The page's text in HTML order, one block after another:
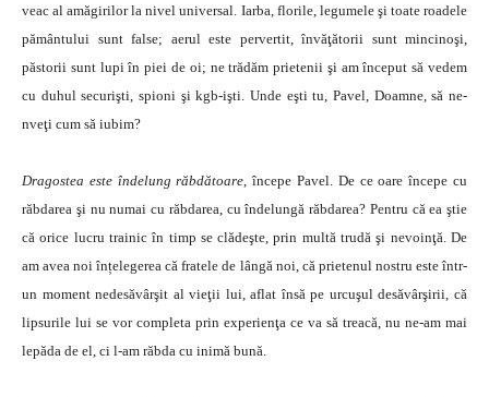
veac al amăgirilor la nivel universal. Iarba, florile, legumele şi toate roadele
pământului sunt false; aerul este pervertit, învăţătorii sunt mincinoşi,
păstorii sunt lupi în piei de oi; ne trădăm prietenii şi am început să vedem
cu duhul securişti, spioni şi kgb-işti. Unde eşti tu, Pavel, Doamne, să ne-
nveţi cum să iubim?
Dragostea este îndelung răbdătoare, începe Pavel. De ce oare începe cu
răbdarea şi nu numai cu răbdarea, cu îndelungă răbdarea? Pentru că ea ştie
că orice lucru trainic în timp se clădeşte, prin multă trudă şi nevoinţă. De
am avea noi înțelegerea că fratele de lângă noi, că prietenul nostru este într-
un moment nedesăvârşit al vieţii lui, aflat însă pe urcuşul desăvârşirii, că
lipsurile lui se vor completa prin experienţa ce va să treacă, nu ne-am mai
lepăda de el, ci l-am răbda cu inimă bună.